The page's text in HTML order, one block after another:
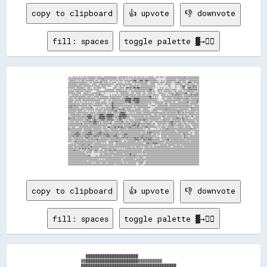
copy to clipboard 👍 upvote 👎 downvote
fill: spaces toggle palette ▓→✊🏽
░░▒▒░░░░▒▒▒▒░░▒▒░░▒▒░░▒▒░░▒▒▒▒░░▒▒▒▒▒▒▒▒▒▒▒▒▒▒░░▒▒▒▒▒▒▒▒▒▒░░▒▒▒▒▒▒▒▒▒▒▒▒▒▒▒▒▒▒▒▒▒▒░░▒▒▒▒▒▒▒▒▒▒▒▒▒▒▒▒░░▒▒▒▒▒▒░░▒▒▒▒░░▒▒▒▒▒▒░░▒▒▒▒░░▒▒░░▒▒▒▒▒▒▒▒▒▒░░░░▒▒▒▒░░▒▒▒▒▒▒░░░░▒▒▒▒▒▒▒▒▒▒▒▒▒▒▒▒▒▒▒▒▒▒▒▒▒▒▒▒▒▒▒▒▓▓░░▒▒▒▒▒▒▒▒▒▒▒▒▒▒▒▒▒▒▒▒
▒▒▒▒▒▒▒▒▒▒▒▒▒▒▒▒▒▒▒▒▒▒▒▒▒▒▒▒▒▒▒▒░░▒▒▒▒▒▒▒▒▒▒▒▒░░▒▒▒▒▒▒▒▒▒▒▓▓▒▒▒▒▒▒▒▒▒▒▒▒▒▒▒▒▒▒▒▒▒▒░░▒▒▒▒▒▒░░▒▒▒▒░░▒▒░░▒▒░░▒▒▒▒▒▒▒▒▒▒▒▒▒▒▒▒▒▒▒▒▒▒▒▒▒▒▒▒▒▒▒▒▒▒▒▒▒▒▒▒▒▒░░░░░░░░░░░░░░░░▒▒▒▒▒▒▒▒▒▒▒▒▒▒▒▒▒▒░░▒▒▒▒▒▒▒▒▒▒▒▒▒▒▒▒▒▒▒▒▒▒▒▒▒▒▒▒▒▒▒▒▒▒▒▒
░░▒▒▒▒▒▒▒▒▒▒░░▒▒░░▒▒░░▒▒▒▒▒▒░░▒▒▒▒▒▒▒▒▒▒▒▒▒▒░░▒▒▒▒░░░░▒▒▒▒▒▒▒▒▒▒▒▒░░░░▒▒▒▒░░▒▒░░▒▒▒▒░░▒▒▒▒▒▒░░▒▒▒▒▒▒▒▒▒▒▒▒▒▒▒▒▓▓██▒▒░░▒▒▓▓▓▓▓▓░░▒▒██▓▓▒▒▒▒▒▒▒▒▒▒▒▒▒▒▒▒░░░░░░▒▒░░▒▒░░▒▒▒▒▒▒▒▒▒▒▒▒▒▒▒▒▒▒░░▒▒▒▒▒▒▒▒▒▒▒▒▒▒░░░░▒▒▒▒▒▒▒▒▒▒▒▒▒▒▒▒▒▒
▒▒▒▒▒▒▒▒▒▒▒▒▒▒▒▒▒▒▒▒▒▒▒▒▒▒▒▒▒▒▒▒░░░░▒▒▒▒░░▒▒▒▒▒▒▒▒▒▒▒▒▓▓▒▒░░▒▒▒▒▒▒▒▒░░▒▒░░▒▒▒▒▒▒░░░░▒▒░░▒▒░░░░░░▒▒░░▒▒▒▒░░░░▒▒▒▒▒▒▒▒▒▒▒▒▒▒▒▒▒▒▒▒▒▒▒▒▒▒░░░░▒▒▒▒▒▒▒▒▒▒▒▒▒▒░░▒▒▒▒▒▒▒▒░░▒▒▒▒▒▒▒▒▒▒░░░░▒▒▒▒▒▒▓▓▒▒▒▒░░▒▒▒▒▒▒░░▒▒██▓▓▒▒░░▒▒▒▒▒▒▒▒▒▒
▒▒▒▒▒▒▒▒▒▒▒▒▒▒▒▒░░▒▒▒▒▒▒▒▒▒▒▒▒▒▒▒▒▒▒░░  ▒▒▒▒▒▒▒▒░░░░▒▒▒▒▒▒▒▒▒▒▒▒▒▒▒▒▒▒▒▒▒▒▒▒░░░░▒▒▒▒▒▒▒▒▒▒▒▒▒▒▒▒▒▒▒▒▒▒▒▒▒▒▒▒░░░░▒▒░░▒▒░░▒▒▒▒▒▒▒▒▒▒▒▒▒▒░░░░▒▒▒▒▒▒▒▒    ▒▒▒▒░░▒▒░░░░▒▒▒▒▒▒▒▒▒▒░░░░░░░░▒▒▒▒▒▒▒▒▒▒▒▒░░░░▒▒▒▒▒▒▒▒░░▒▒▒▒▒▒░░░░▒▒▒▒
▒▒▒▒▒▒▒▒▒▒▒▒▒▒▒▒▒▒▒▒▒▒▒▒░░▒▒▒▒▒▒▒▒▒▒▒▒▒▒▒▒░░▒▒▒▒▒▒▒▒▒▒░░▒▒▒▒▒▒▒▒░░▒▒▒▒▒▒░░░░░░▒▒▒▒▒▒░░▒▒▒▒░░▒▒▒▒░░▒▒░░▒▒▒▒▒▒▒▒▒▒▒▒▒▒▒▒▒▒░░▒▒▒▒▒▒▒▒▒▒▒▒▒▒▒▒▒▒▒▒▒▒▒▒░░░░░░░░░░░░░░░░░░░░░░▒▒▒▒░░░░░░░░▒▒░░░░░░▒▒▒▒▓▓▓▓▒▒░░▒▒▒▒▒▒▒▒▒▒▓▓▒▒▓▓░░▒▒
▒▒▒▒▒▒▒▒▒▒▒▒░░▒▒▒▒▒▒▒▒▒▒▒▒▒▒░░░░▒▒▒▒▒▒░░  ▒▒▒▒░░▒▒▒▒▒▒▒▒░░▒▒▒▒▒▒  ░░  ░░  ░░▒▒▒▒▒▒░░░░▒▒▒▒▒▒▒▒░░▒▒▓▓▓▓▒▒▓▓▒▒▒▒██▓▓▒▒████▒▒▒▒▒▒▒▒▒▒▒▒▒▒▒▒▒▒▒▒▒▒░░▒▒░░░░░░░░▒▒░░▒▒░░░░▒▒░░░░▒▒░░░░░░░░▒▒░░░░░░░░▒▒▓▓▓▓░░░░▒▒▓▓▓▓▒▒▒▒▓▓░░▓▓░░▒▒
▒▒░░▒▒░░▒▒▒▒▒▒▒▒▒▒▒▒▒▒▒▒▒▒▒▒▒▒░░▒▒▒▒▒▒▒▒▒▒░░▒▒▒▒▒▒▒▒░░░░    ░░▒▒▒▒▒▒▒▒▒▒▒▒▒▒▒▒░░▒▒▒▒▒▒▒▒▒▒░░▒▒░░▒▒▒▒░░▒▒▒▒▒▒░░▒▒▒▒▒▒▒▒▒▒▒▒▒▒▒▒▒▒▒▒▒▒▒▒▒▒▓▓██▒▒▒▒░░    ▒▒▒▒▒▒▒▒▒▒░░▒▒▒▒▒▒▒▒▒▒░░▒▒▒▒▒▒▒▒░░░░░░▒▒░░▒▒▒▒▒▒▒▒▒▒▓▓▒▒▓▓▒▒▓▓▒▒▓▓▒▒▒▒
▒▒▒▒▒▒▒▒▒▒░░▒▒▒▒▒▒▒▒▒▒▒▒▒▒░░▒▒▒▒▒▒▒▒▒▒░░░░    ░░▒▒▒▒▒▒▒▒▒▒▒▒▒▒▒▒▒▒▒▒▒▒▒▒▒▒▒▒▒▒░░▒▒▒▒▒▒▒▒▒▒▒▒▒▒▒▒▒▒▒▒░░▒▒░░▒▒▒▒▒▒▒▒▒▒▒▒▒▒▒▒▒▒▒▒▒▒▒▒░░▒▒▒▒▒▒▓▓░░▒▒▒▒░░░░▒▒▒▒░░▒▒  ▒▒▒▒▒▒▒▒▒▒▒▒▒▒░░░░▒▒▒▒░░▒▒▒▒▒▒▒▒░░▒▒░░▒▒▒▒▒▒▒▒▒▒▒▒▒▒░░▒▒░░▒▒
▒▒▒▒▒▒▒▒▒▒▒▒░░▒▒▒▒▒▒▒▒  ░░▒▒▒▒▒▒▒▒░░▒▒░░▒▒▒▒▒▒▒▒▒▒▒▒▒▒▒▒░░░░▒▒░░░░░░░░░░░░░░░░░░░░▒▒░░░░▒▒▒▒▒▒▒▒▒▒▒▒▒▒░░░░▒▒▒▒░░░░▒▒▒▒▒▒▒▒░░░░▒▒▒▒░░░░▒▒▒▒▒▒▒▒░░▒▒░░  ░░▒▒▒▒▒▒▒▒░░▒▒░░░░▒▒▒▒▒▒▒▒▒▒░░▒▒▓▓▒▒▒▒▒▒▒▒▒▒▒▒▓▓▓▓░░░░▒▒▒▒▒▒░░▒▒▒▒▒▒▒▒
▒▒░░░░▒▒▒▒▒▒▒▒▒▒▒▒░░▒▒░░▒▒▒▒▒▒▒▒▒▒▒▒▒▒▒▒▒▒▒▒░░▒▒▒▒▒▒▓▓▒▒▒▒▒▒░░░░░░░░░░▒▒░░▒▒░░▒▒▒▒░░▒▒░░▒▒▒▒▒▒▒▒▒▒▒▒▒▒▒▒▒▒▒▒▒▒▒▒▒▒░░▒▒▒▒▒▒░░▒▒▒▒▒▒░░▒▒▒▒▒▒▒▒░░▒▒▒▒▒▒▒▒▒▒░░░░▒▒▒▒▒▒▒▒░░▒▒░░▒▒░░▓▓▒▒▒▒▓▓▒▒▓▓▒▒▒▒▒▒░░▒▒▒▒▒▒▒▒▒▒▒▒▓▓▒▒▒▒▓▓▒▒▓▓▒▒
░░▒▒▒▒▒▒▒▒▒▒▒▒▒▒▒▒▒▒▒▒▒▒▒▒▒▒▒▒░░▒▒▒▒▒▒░░▒▒░░▒▒▒▒▒▒▒▒░░▒▒▒▒▒▒▒▒▒▒▒▒▒▒░░▒▒▒▒▒▒▒▒▒▒▒▒▒▒▒▒▒▒▒▒░░▒▒▒▒▒▒▓▓▒▒░░▒▒▒▒▒▒▒▒▒▒▒▒▒▒▒▒▒▒▒▒▒▒▒▒▒▒▒▒▒▒▒▒████░░▒▒░░▒▒░░▒▒    ░░▒▒▒▒▒▒▒▒▒▒▒▒▒▒▒▒▒▒▒▒▒▒▒▒▒▒▒▒▒▒▒▒▒▒░░▒▒▒▒▒▒▒▒▒▒▒▒▒▒▒▒▒▒▒▒▒▒▒▒▒▒
▒▒▒▒▒▒▒▒░░▒▒▒▒▒▒░░▓▓▒▒▒▒▒▒▒▒▒▒▒▒▒▒▒▒▒▒▒▒▒▒▒▒▒▒░░▒▒▒▒▒▒▒▒▒▒▒▒▒▒▒▒▒▒▒▒░░▒▒▒▒▒▒▓▓▒▒▒▒▒▒▒▒▒▒░░▒▒▒▒▒▒▓▓████████▒▒▒▒████████▓▓▒▒▒▒▒▒▒▒▒▒▒▒▒▒▒▒▒▒▓▓▒▒▒▒▒▒▒▒▒▒░░░░░░░░▒▒▒▒░░░░▒▒▒▒▒▒▒▒░░▒▒▒▒▒▒▒▒▓▓▒▒▒▒▒▒▒▒▒▒▒▒▓▓▒▒▒▒░░▒▒▒▒▒▒▒▒▒▒▒▒▒▒
▒▒▒▒▒▒▒▒▒▒░░▒▒▒▒▒▒▒▒▒▒░░▒▒▒▒▒▒▒▒▒▒▒▒▒▒▒▒▒▒▒▒▒▒▒▒▒▒▒▒▒▒░░░░░░▒▒▒▒░░░░▒▒▒▒░░▒▒▒▒▒▒▒▒▒▒▒▒▒▒▒▒▒▒▒▒▒▒████▓▓████▒▒▓▓██▓▓▓▓████▒▒▒▒▒▒▒▒▒▒▒▒▒▒▒▒▒▒▒▒▒▒▒▒▒▒▒▒▒▒░░░░░░░░░░▒▒▒▒▒▒▒▒▒▒▒▒▒▒▒▒▒▒▒▒▒▒▒▒▒▒▒▒▒▒░░▒▒▒▒▒▒▒▒▒▒▒▒▒▒▒▒▒▒▒▒▒▒▒▒▓▓▒▒
▒▒▒▒▒▒▒▒░░▒▒▒▒░░▒▒░░▒▒░░▒▒░░▒▒▒▒░░▒▒░░▒▒░░▒▒░░▒▒▒▒▒▒▒▒░░▒▒▒▒▒▒▒▒░░░░▒▒░░▒▒▓▓▒▒▒▒▒▒▒▒▒▒▒▒▒▒▒▒▒▒▒▒▓▓▒▒▓▓████░░▒▒▒▒▓▓████▓▓▒▒▒▒▒▒▒▒▒▒▒▒▒▒▒▒▒▒▒▒░░▒▒▒▒▒▒▒▒▒▒▒▒▒▒▒▒▒▒░░▒▒▒▒▒▒▒▒▒▒▒▒░░▒▒▒▒░░░░▒▒▒▒▒▒▒▒▒▒▒▒▒▒▒▒▓▓▒▒░░▒▒▒▒▒▒▒▒▒▒▓▓▒▒
▒▒▒▒▒▒▒▒▒▒▒▒▒▒▒▒▒▒▒▒░░▒▒▒▒▒▒▒▒▒▒▒▒▒▒▒▒▒▒▒▒░░▒▒▒▒▒▒▒▒▒▒▒▒▒▒▒▒▒▒▒▒▒▒░░▒▒▒▒▒▒██▒▒▒▒▒▒▒▒▒▒▒▒▒▒▒▒▒▒▒▒░░▒▒░░▒▒▒▒▒▒▒▒▒▒▒▒▒▒▓▓▒▒▒▒▒▒▒▒▒▒▒▒▒▒▒▒░░▒▒▒▒░░░░░░▒▒▒▒▒▒▒▒▒▒▒▒▒▒░░▒▒▓▓░░░░▒▒▒▒▒▒▒▒▒▒▒▒▒▒▒▒▒▒▒▒▒▒▒▒▒▒▒▒▒▒▒▒░░▒▒▒▒▒▒▒▒▒▒▒▒▒▒░░
▒▒▒▒▓▓▒▒▒▒▓▓▒▒▒▒▒▒▒▒▒▒▒▒▒▒▒▒▒▒▒▒░░▒▒▒▒▒▒░░▒▒▒▒▒▒▒▒▒▒▒▒▒▒▒▒  ░░▒▒▒▒▒▒░░▒▒▒▒██▒▒▒▒▒▒▒▒▒▒▒▒▒▒▒▒░░▒▒▒▒▒▒▒▒▒▒▒▒▒▒░░▒▒▒▒▒▒▒▒▒▒▒▒▒▒▒▒▒▒▒▒▒▒▒▒░░░░░░▒▒▒▒▒▒░░░░▒▒▒▒▒▒▒▒▒▒▒▒▒▒▒▒▒▒░░▒▒▒▒▒▒▒▒▒▒▒▒▒▒▒▒▒▒▒▒▒▒▒▒▒▒▒▒▒▒▒▒▒▒▒▒▒▒░░░░▒▒▒▒▒▒▒▒
▓▓▒▒▓▓▒▒▒▒▒▒▒▒▒▒▒▒░░░░▒▒▒▒▒▒▒▒▒▒▒▒▒▒▒▒▓▓▒▒░░░░░░▒▒░░▒▒░░▒▒▒▒▒▒░░▒▒▒▒▒▒▒▒▒▒██▓▓▒▒▒▒▒▒▒▒░░░░▒▒▒▒▒▒▒▒▒▒▒▒▒▒▒▒▒▒░░▒▒▒▒░░▒▒▒▒▒▒▒▒▒▒▒▒▒▒▒▒▒▒▒▒▒▒░░░░░░░░▒▒▒▒▒▒▒▒▒▒▒▒▒▒▒▒▒▒▒▒▒▒▒▒▒▒▒▒▒▒▒▒▒▒▒▒▒▒▒▒▒▒▒▒▒▒▒▒▒▒▒▒▒▒▒▒▒▒░░▓▓▒▒▒▒▒▒▒▒▒▒▒▒
▒▒▒▒▒▒▒▒▒▒▒▒▒▒▒▒▒▒▒▒▒▒▒▒▒▒▒▒░░▒▒▒▒▒▒▒▒▒▒▒▒▒▒░░▒▒▒▒▒▒▒▒▒▒▒▒░░▒▒▒▒▒▒▒▒▒▒▒▒▒▒▓▓▒▒▒▒▒▒▒▒▒▒▓▓▒▒▒▒▓▓▒▒░░▒▒▒▒▒▒▒▒░░▒▒░░▒▒▒▒▒▒▒▒▒▒░░░░▒▒▒▒▒▒▒▒░░░░░░░░▒▒▒▒▒▒▒▒▒▒▒▒▒▒▒▒▒▒▒▒▒▒▓▓▒▒▒▒▒▒▒▒▒▒▒▒▒▒▒▒▒▒░░▒▒▒▒▒▒▒▒▒▒▒▒▒▒▒▒░░░░▒▒▒▒▒▒▒▒▒▒▒▒▒▒
▒▒▒▒▒▒▒▒▒▒▒▒▒▒░░▒▒▒▒▒▒▒▒░░▒▒▒▒░░░░▒▒░░▒▒░░▒▒░░▒▒░░▒▒▒▒▒▒░░▒▒▒▒▒▒░░▒▒▒▒▒▒▒▒▒▒▒▒▓▓▓▓▒▒░░▒▒▒▒▒▒▒▒▒▒▒▒░░▒▒▒▒▒▒▒▒▒▒▒▒▒▒▒▒▒▒▒▒▒▒░░▒▒▒▒▒▒▒▒▒▒▒▒▒▒░░▒▒▒▒▒▒▒▒▒▒░░░░░░░░▒▒▒▒▒▒▒▒▒▒▒▒▒▒▒▒▒▒▒▒▒▒▒▒▒▒▓▓▒▒▒▒▒▒▒▒░░▒▒▒▒░░▒▒▒▒▒▒▒▒▒▒▒▒░░▒▒▒▒
▒▒▒▒▒▒▒▒▒▒▒▒░░▒▒▒▒▒▒▒▒▒▒▒▒▒▒▒▒▒▒▒▒░░▒▒▒▒▒▒▒▒▒▒░░▒▒▒▒▒▒▒▒▒▒▒▒▒▒▒▒░░▒▒▒▒▒▒▒▒░░▒▒▒▒▒▒▒▒▒▒▒▒██████▓▓▒▒░░░░░░▒▒▒▒░░▒▒░░▒▒▒▒▒▒▒▒▒▒░░▒▒▒▒▒▒▒▒▒▒▒▒▒▒▒▒▒▒▒▒▒▒▒▒▒▒▒▒▒▒▒▒▒▒▒▒▒▒░░▒▒▒▒▒▒▒▒▒▒▒▒▒▒▒▒░░▓▓▒▒▒▒░░▓▓░░▒▒▒▒▒▒▒▒▒▒▒▒▒▒▒▒░░▒▒▒▒▒▒
░░▒▒▒▒▒▒▒▒▒▒▒▒▒▒▒▒▒▒▒▒░░▒▒▒▒▒▒▒▒▒▒▓▓▓▓▒▒▒▒░░▒▒▒▒▒▒▒▒▓▓████▓▓▒▒▒▒▓▓██████████▒▒▒▒░░▒▒░░██▓▓██████▓▓▒▒▒▒▒▒▒▒▒▒▒▒▒▒▒▒▒▒▒▒▒▒▒▒▒▒▒▒▒▒▒▒▒▒▒▒▒▒▒▒▒▒░░░░▒▒▒▒▒▒░░▒▒▒▒▒▒▒▒▒▒▒▒▒▒▒▒▒▒▒▒▒▒▒▒▒▒▒▒▒▒▒▒▒▒▒▒▒▒▒▒▒▒▒▒▒▒▒▒░░▒▒▒▒▒▒▒▒▒▒▒▒▒▒▒▒▒▒
▒▒░░▒▒▒▒▒▒▒▒▒▒▒▒▒▒▒▒▒▒▒▒▒▒▒▒▒▒▒▒████████▒▒▒▒▒▒▒▒░░▒▒██████████▒▒▓▓████████▓▓▒▒▒▒▒▒▒▒▓▓████▓▓██████▒▒▒▒▒▒░░▒▒▒▒▒▒▒▒▒▒▒▒▒▒▒▒▒▒▒▒▒▒░░▒▒▒▒░░▒▒▒▒▒▒▒▒▒▒▒▒▒▒▒▒▒▒▒▒░░▓▓▒▒▒▒░░▒▒▒▒▒▒▒▒▒▒▒▒▒▒▒▒▒▒░░▒▒░░▒▒▒▒░░▒▒▒▒▒▒▒▒░░▒▒▓▓░░░░▒▒▒▒▒▒
▓▓▓▓▒▒▒▒▒▒▓▓░░▒▒▒▒▒▒▒▒▒▒▒▒▒▒▒▒▒▒▒▒████▓▓▒▒▒▒▓▓░░▒▒▒▒████▓▓████▒▒▒▒▓▓▓▓▓▓▓▓▒▒░░▒▒▒▒▒▒▒▒██▓▓▒▒▓▓▓▓▒▒▒▒▒▒▒▒░░░░░░▒▒▒▒▒▒▒▒▒▒▒▒▒▒▒▒▒▒▒▒▒▒▒▒▒▒▒▒▒▒▒▒▒▒▒▒▒▒▒▒▒▒▒▒▒▒░░░░▒▒▒▒▒▒▒▒▒▒▒▒░░▒▒▒▒▒▒▒▒▓▓▓▓▒▒▒▒▒▒▓▓▒▒▒▒▒▒▒▒░░▒▒░░░░▒▒▒▒▒▒▒▒▒▒
▒▒▒▒▒▒▒▒▒▒▒▒▒▒▒▒▒▒▒▒▒▒▒▒▒▒░░▒▒▒▒▓▓▒▒▒▒░░▒▒▒▒██▒▒▒▒▒▒▒▒▒▒▓▓▓▓▒▒▒▒▒▒▓▓▓▓▒▒▓▓▓▓▒▒░░▒▒▒▒▒▒▓▓▓▓▒▒░░▒▒░░▒▒░░▒▒▒▒▒▒▒▒░░▒▒▒▒▒▒▒▒▓▓▒▒▒▒▓▓▓▓▒▒▒▒▒▒░░▒▒▒▒▒▒▒▒▒▒▒▒▒▒░░▒▒░░▒▒▓▓▒▒▒▒▒▒▒▒▒▒░░▒▒▒▒▒▒▒▒▒▒▒▒▒▒▒▒░░▓▓▒▒▒▒▒▒▒▒▒▒▒▒▒▒▒▒▒▒░░▒▒▒▒▒▒
▒▒░░▒▒▒▒▒▒░░▒▒▒▒▒▒░░▒▒░░▒▒▒▒▒▒▒▒▒▒▒▒▓▓▒▒▒▒▓▓██▓▓▒▒▒▒▒▒▒▒░░▒▒▒▒▒▒▒▒▒▒░░▒▒▒▒░░░░▒▒▒▒▒▒▒▒▒▒▒▒▓▓▒▒░░▒▒▒▒▒▒░░▒▒▒▒▒▒▒▒▒▒▒▒▒▒▒▒▒▒░░░░▒▒▒▒▒▒▒▒░░▒▒▒▒▒▒░░░░▒▒▒▒▒▒▒▒▒▒▒▒▒▒▒▒▒▒▒▒▒▒▒▒▒▒▓▓▓▓▒▒▒▒▒▒▒▒▒▒▒▒▒▒░░▒▒▒▒▒▒░░▒▒▒▒▒▒▒▒▒▒▒▒▒▒░░▒▒▒▒
▒▒▒▒▒▒▒▒▒▒▒▒▒▒▒▒▒▒▒▒▒▒▓▓░░▒▒▒▒▒▒▒▒▒▒▒▒▒▒▒▒▓▓▓▓▓▓▒▒▒▒░░▓▓░░▒▒▒▒▒▒▒▒▒▒▒▒▓▓▒▒░░▒▒▒▒▒▒▒▒▒▒▒▒▒▒▒▒▒▒▒▒▒▒▒▒▒▒▓▓░░▒▒▒▒▒▒▓▓▒▒▒▒▓▓▒▒▒▒▒▒▒▒▒▒▒▒▒▒▓▓▒▒▒▒░░▒▒▒▒░░░░▒▒▒▒▒▒▒▒▒▒▒▒▒▒▒▒░░▒▒▒▒▓▓▓▓▒▒▒▒▒▒░░▒▒▒▒▒▒▒▒░░▒▒▒▒▒▒░░▒▒░░▒▒▒▒▒▒▒▒▒▒▒▒▒▒
▒▒▒▒▒▒▒▒▒▒▒▒▒▒▒▒▒▒▒▒▒▒▒▒▒▒▒▒▒▒▒▒▒▒░░▒▒▒▒▒▒▒▒▒▒▒▒▒▒▒▒▒▒▒▒▒▒▒▒▒▒▒▒▒▒░░░░░░▒▒▒▒▒▒▒▒▒▒▒▒▒▒▒▒▒▒▒▒░░▒▒▒▒▒▒▒▒▒▒▒▒▒▒▓▓▓▓▓▓▒▒▓▓▓▓░░▒▒▒▒▒▒▒▒▒▒▒▒▒▒▒▒▒▒▒▒▒▒▒▒░░░░▒▒▒▒▒▒░░▒▒▒▒░░▒▒░░▒▒▒▒▒▒▓▓▒▒▒▒░░▒▒▒▒▒▒▒▒▒▒▒▒░░▒▒▒▒▒▒▒▒░░░░▒▒▒▒▒▒▒▒▒▒▒▒
▒▒▒▒░░▒▒▒▒▒▒░░░░░░▒▒▒▒▒▒▒▒▒▒▒▒▒▒▒▒▒▒▒▒▒▒▒▒▒▒▒▒▒▒▒▒▒▒▒▒▒▒░░▒▒▒▒▒▒░░▓▓██▒▒▒▒▒▒▒▒██▒▒▒▒██▒▒▓▓▓▓▒▒▒▒▒▒▒▒▒▒▓▓▓▓▒▒▒▒▒▒▒▒▒▒▓▓▒▒▒▒▒▒▒▒▒▒▒▒▓▓▓▓▒▒▒▒▒▒▒▒▒▒▒▒▒▒▒▒░░▒▒░░▒▒▒▒▒▒▒▒░░▒▒▒▒▒▒▒▒▒▒▒▒░░▒▒░░▒▒▒▒▒▒▒▒▒▒░░▒▒▒▒▒▒▒▒▒▒░░░░▒▒▒▒▒▒▒▒▒▒
▓▓▒▒▒▒▒▒▒▒▒▒▒▒▒▒▒▒▒▒▒▒▒▒░░▒▒▒▒▒▒▒▒▒▒▒▒▒▒░░▒▒▒▒▒▒▒▒▒▒▒▒▒▒░░▒▒▒▒▒▒▒▒░░░░▒▒▒▒▒▒▒▒▒▒▒▒▒▒░░▒▒▒▒▒▒▒▒▒▒▒▒░░▒▒▒▒▒▒▒▒▒▒▒▒▒▒▒▒▒▒▒▒▒▒▒▒▒▒░░▒▒░░░░▒▒▒▒░░  ░░░░░░▒▒░░░░▒▒░░▒▒▒▒▒▒▒▒▓▓▒▒▒▒▒▒▒▒▒▒▒▒▒▒▒▒▒▒▒▒▒▒▒▒▒▒▒▒▒▒▒▒▒▒▒▒▒▒▓▓▒▒▒▒▒▒▒▒░░▒▒
▒▒▒▒▒▒▒▒▒▒▒▒▒▒▒▒▒▒▒▒▒▒▒▒░░▒▒▒▒▒▒▒▒▒▒▓▓▒▒▒▒▒▒▒▒▒▒▒▒▒▒▒▒▒▒▒▒░░▒▒▒▒▒▒▒▒▒▒░░▒▒▒▒▒▒▒▒▒▒▒▒▒▒▒▒▒▒▒▒▒▒▒▒▒▒▒▒▒▒▒▒▒▒▒▒▒▒▒▒▒▒▒▒▒▒▒▒▒▒▒▒▒▒▒▒▒▒░░▒▒▒▒▒▒▒▒▒▒▒▒▒▒▒▒▒▒▒▒▒▒▒▒▒▒▒▒▒▒▒▒▒▒▒▒▒▒▒▒▒▒▒▒▒▒▒▒░░▒▒▒▒▒▒▒▒▒▒▒▒▒▒▒▒▒▒▒▒▒▒▒▒░░▒▒░░▒▒▒▒▒▒▒▒
▒▒░░▒▒▒▒▒▒▒▒▒▒▓▓▓▓▒▒▒▒░░▒▒▒▒▒▒▒▒▒▒▓▓▓▓▓▓▒▒░░▒▒▒▒▒▒▒▒▓▓▓▓▒▒▒▒▒▒▒▒▒▒▒▒▒▒▒▒▒▒▒▒▒▒▒▒▒▒▒▒▒▒░░▒▒▒▒▒▒▒▒▒▒▒▒▒▒▒▒▒▒▒▒▒▒▒▒▒▒▒▒▒▒▒▒▒▒░░▒▒▒▒▒▒░░▓▓▒▒▓▓▓▓▒▒▒▒▒▒▒▒▒▒▒▒▒▒░░▒▒▒▒▒▒▒▒▒▒▒▒▒▒▒▒▒▒▒▒▒▒▒▒▒▒░░▒▒▒▒▒▒▒▒▒▒▒▒▒▒▒▒▒▒░░░░▒▒░░░░▒▒▒▒▒▒▒▒
▒▒▒▒▒▒▒▒▒▒▓▓▓▓▓▓▓▓▓▓▒▒▒▒▒▒▒▒▒▒▓▓▓▓▓▓▓▓▓▓▒▒▒▒▒▒▒▒▓▓▒▒▓▓▓▓▒▒▒▒▓▓▒▒▓▓▓▓▒▒▒▒▒▒▒▒▒▒▒▒▓▓▒▒▒▒▒▒▒▒▒▒▒▒▓▓▓▓▓▓▒▒▒▒▒▒▒▒▒▒▒▒▒▒▒▒▒▒▒▒▒▒▒▒▒▒▒▒▒▒▒▒▒▒▒▒▓▓▒▒░░▒▒▒▒▒▒░░▒▒▒▒░░▒▒▒▒▒▒▒▒▒▒▒▒▒▒▒▒▒▒▒▒▒▒▒▒▒▒▒▒▒▒▒▒▒▒░░▒▒▓▓▒▒▒▒▒▒▒▒▒▒▒▒░░░░▒▒▒▒▒▒▒▒
▒▒▒▒▒▒▒▒▓▓▒▒▒▒▓▓▓▓▒▒▒▒▒▒▒▒▒▒▓▓▒▒▒▒▓▓▒▒▒▒▒▒▒▒▓▓▓▓▒▒▓▓▒▒▒▒▒▒▒▒▒▒▒▒▓▓▓▓▓▓▒▒▒▒▒▒▓▓▓▓▓▓▒▒▒▒░░░░▒▒▒▒▓▓▒▒▒▒▒▒▒▒▒▒▒▒▒▒▒▒▒▒▒▒▒▒▒▒▒▒▒▒▓▓▒▒▒▒▒▒▒▒▒▒▒▒▒▒▒▒▒▒▒▒▒▒░░▒▒░░  ▒▒▒▒▒▒▒▒▒▒░░▒▒▒▒▒▒▒▒▒▒▒▒▒▒▒▒▒▒▒▒▒▒▒▒░░▓▓▒▒▒▒▒▒░░▒▒▒▒▒▒▒▒▒▒▒▒▒▒▒▒
▒▒▒▒▒▒░░▒▒▒▒▒▒▒▒▒▒▒▒▒▒▒▒▒▒░░▒▒▓▓▓▓▒▒▒▒▒▒▒▒▒▒▒▒▒▒▒▒▒▒░░▒▒▒▒▒▒▒▒▒▒▒▒▒▒▒▒▒▒▒▒▒▒▒▒▒▒▒▒▓▓▒▒▒▒▒▒▒▒▓▓▒▒▒▒▓▓▒▒▒▒▒▒▒▒▒▒▓▓▓▓▒▒▓▓▒▒▒▒▓▓▓▓▒▒▒▒▓▓▒▒▓▓▒▒▓▓▒▒▒▒░░▒▒▒▒▒▒▒▒░░▒▒▒▒▒▒▒▒▒▒▒▒▒▒▒▒▒▒▒▒▒▒▒▒▒▒▒▒▒▒▒▒▒▒▒▒░░▓▓▒▒▒▒▒▒▒▒▒▒▒▒▒▒▒▒▒▒▒▒▒▒▒▒
▒▒▒▒▒▒▒▒░░▒▒▒▒▒▒▒▒▒▒▒▒▒▒▒▒▒▒▒▒░░▒▒▒▒▒▒▒▒▒▒▒▒▒▒▒▒▓▓▒▒▒▒▒▒▒▒▒▒▒▒▒▒▒▒▒▒░░▒▒▒▒▒▒▒▒▒▒▒▒▒▒▒▒▒▒▒▒▒▒░░▒▒░░▒▒▒▒▒▒▒▒▒▒▒▒▒▒▓▓▓▓▓▓▒▒▒▒▒▒░░▓▓▓▓▒▒▒▒▓▓▓▓▓▓▒▒▒▒▒▒▒▒▒▒▒▒▒▒░░░░▒▒▒▒▒▒▒▒▓▓▓▓░░▒▒▒▒▒▒▒▒▒▒▒▒▒▒▒▒▒▒▒▒▒▒▒▒░░▒▒▒▒▒▒▒▒▒▒▒▒▒▒▒▒▒▒▒▒▒▒
▒▒▒▒▒▒░░▒▒▒▒▓▓▒▒▒▒▒▒▒▒▒▒▒▒▒▒▒▒▒▒▒▒▒▒▒▒▒▒▒▒▒▒▒▒░░▒▒▒▒▒▒▒▒▒▒▒▒▒▒▒▒░░░░▒▒▒▒▒▒▒▒▒▒▒▒▓▓▒▒▒▒▒▒▒▒░░░░▒▒▒▒░░▒▒▒▒▒▒▒▒▒▒▒▒▒▒░░▒▒▒▒▒▒░░▒▒▒▒▒▒▒▒▒▒▒▒▒▒▒▒▒▒▒▒▒▒▒▒▒▒▒▒▒▒▒▒▒▒▒▒▒▒░░▒▒▒▒▒▒▒▒▒▒▒▒▒▒▒▒▒▒▒▒▒▒▒▒▒▒▒▒▒▒▒▒▒▒▒▒▒▒▒▒░░▒▒▒▒▒▒▒▒▒▒▒▒▒▒
░░░░░░▒▒░░▒▒▒▒▒▒▒▒▒▒▒▒▒▒▒▒▒▒▒▒▒▒▒▒▒▒▒▒▒▒▒▒░░▒▒▒▒▒▒▒▒▒▒▒▒░░▒▒░░▒▒░░░░▒▒▒▒▒▒▒▒░░░░▒▒▒▒▒▒▒▒▒▒▒▒▒▒▒▒▒▒▒▒▒▒▒▒▒▒▒▒▒▒▒▒▒▒▒▒▒▒▒▒▒▒▒▒▒▒░░░░▒▒▓▓▓▓▒▒▒▒▒▒▓▓▓▓▓▓▓▓▒▒▒▒▒▒▒▒▒▒░░▒▒▒▒▒▒▒▒▒▒▒▒▒▒▒▒▒▒▒▒▒▒▒▒▒▒▒▒▒▒▒▒▒▒▒▒▒▒▒▒▒▒▒▒▒▒▒▒▒▒▒▒▒▒▒▒▒▒
▒▒▒▒▒▒▒▒▒▒▒▒▒▒░░▒▒▒▒▒▒▒▒▓▓▒▒▒▒▒▒▒▒▓▓▒▒▒▒░░▒▒▒▒▒▒▒▒▒▒▒▒▒▒▒▒▒▒▒▒▒▒▒▒▒▒▒▒▒▒▒▒▒▒░░▒▒▒▒▒▒▒▒▒▒▒▒▒▒▒▒▒▒▒▒▒▒▒▒▒▒▒▒▒▒▒▒▒▒▒▒▒▒▒▒▒▒▒▒▒▒▒▒▒▒▒▒▒▒▒▒▒▒▒▒▒▒▒▒░░▒▒▒▒░░▒▒░░▒▒▒▒▒▒▒▒▒▒▒▒░░▒▒▒▒▒▒▒▒▒▒▒▒░░▒▒▒▒▒▒░░▒▒▒▒▒▒▒▒▒▒▒▒▒▒▒▒▒▒▒▒▒▒▒▒▒▒▒▒▒▒
▒▒▒▒▒▒▒▒░░▒▒▒▒▒▒▒▒▒▒▒▒▒▒▒▒▒▒▒▒▒▒▒▒▒▒░░██▒▒▒▒▒▒▒▒▒▒▒▒▒▒▒▒▒▒▒▒▒▒▒▒▒▒░░▒▒▒▒▒▒▒▒▒▒▒▒▒▒▒▒▒▒▒▒▒▒▒▒▒▒▒▒▒▒▒▒▒▒▒▒▒▒░░▒▒▒▒░░▒▒▒▒▒▒▒▒░░▒▒░░▒▒▒▒▒▒▒▒░░▒▒▒▒░░▒▒▒▒▒▒▒▒▒▒▒▒▒▒▒▒▒▒▒▒▒▒▒▒▒▒▒▒░░░░▒▒▒▒▒▒▒▒▒▒▒▒▒▒▒▒░░▒▒▒▒▒▒▒▒▒▒▒▒▒▒▒▒▒▒▒▒▒▒▒▒▒▒
▒▒▒▒▒▒▒▒▒▒▒▒▒▒▒▒░░▓▓▒▒▒▒▓▓▒▒▓▓▒▒▒▒▓▓▒▒▒▒▒▒▒▒▒▒▒▒▒▒▒▒░░░░▒▒▒▒▒▒▒▒▒▒▒▒▒▒▒▒▒▒▒▒▒▒▒▒▒▒░░▒▒░░▒▒░░▒▒░░▒▒▒▒▒▒▒▒▒▒▒▒▒▒▒▒▒▒▒▒▒▒▒▒▒▒▒▒▒▒░░▒▒▒▒▒▒▒▒▒▒▒▒▒▒▒▒▒▒▒▒▒▒▒▒▒▒▒▒▒▒▒▒▒▒▒▒▒▒▒▒▒▒▒▒▒▒▒▒▒▒▒▒▒▒▒▒▒▒▒▒▒▒▒▒▒▒▒▒▒▒▒▒▒▒▒▒▒▒▒▒▒▒▒▒▒▒▒▒▒▒▒▒
▒▒▒▒▒▒▒▒▒▒▓▓▒▒▒▒▒▒▒▒░░▒▒░░▒▒▒▒░░▒▒▒▒▒▒▓▓░░▒▒▒▒▓▓▒▒▒▒░░▒▒▒▒░░▒▒▒▒▒▒▒▒▒▒▓▓▒▒▒▒▒▒▓▓▒▒▒▒▒▒▒▒▒▒▒▒▒▒▒▒▒▒▒▒▒▒▒▒▒▒▒▒▒▒▒▒▒▒▒▒▒▒▒▒▒▒▒▒░░▒▒▒▒▒▒▒▒▒▒▒▒▒▒▒▒▒▒▒▒▒▒▒▒▒▒▒▒▒▒▒▒▒▒▒▒▒▒▒▒▒▒▒▒▒▒▒▒▒▒▒▒▒▒▒▒▒▒▒▒▒▒▒▒▒▒▒▒▒▒▒▒▒▒▒▒▒▒▒▒▒▒▒▒▒▒▒▒▒▒▒▒▒▒
▒▒▒▒▒▒▒▒▒▒▒▒▒▒▒▒▒▒▒▒▒▒▒▒▒▒▒▒░░▒▒▒▒▒▒▒▒▒▒░░░░▒▒▒▒▒▒░░▒▒▒▒▒▒▒▒▒▒▒▒▒▒░░▒▒▒▒▒▒▒▒▒▒░░▒▒▒▒▒▒▒▒▒▒▒▒▒▒▒▒▒▒▒▒▒▒▒▒▒▒▒▒▒▒▒▒▒▒▒▒▒▒▒▒▒▒▒▒▒▒▒▒▒▒▒▒▒▒▒▒▒▒▒▒▒▒▒▒▒▒▒▒▒▒▒▒▒▒▒▒▒▒▒▒▒▒▒▒▒▒▒▒▒▒▒▒▒▒▒▒▒▒▒▒▒▒▒▒▒▒▒▒▒▒▒▒▒▒▒▒▒▒▒▒▒▒▒▒▒▒▒▒▒▒▒▒▒▒▒▒▒▒▒▒
▒▒▒▒▒▒▒▒▒▒▒▒▒▒▒▒▒▒▒▒▒▒▒▒▒▒▒▒▒▒░░▒▒░░▒▒░░░░░░░░░░░░░░░░▒▒▒▒░░▒▒▒▒▒▒▒▒▒▒▒▒▒▒▒▒▒▒▒▒▒▒▒▒▒▒▒▒▒▒▒▒░░▒▒▒▒▒▒▒▒▒▒██▒▒▒▒▒▒▒▒▒▒░░▒▒░░▒▒░░▒▒▒▒░░▒▒▒▒▒▒▒▒▒▒▒▒▒▒▒▒▒▒▒▒▒▒▒▒▒▒▒▒▒▒▒▒▒▒▒▒▒▒▒▒▒▒▒▒▒▒▒▒▒▒▒▒▒▒▒▒▒▒▒▒▒▒▒▒▒▒▒▒▒▒▒▒▒▒▒▒▒▒▒▒▒▒▒▒▒▒▒▒
▒▒▒▒▒▒▒▒▒▒▒▒▒▒▒▒▒▒▒▒▒▒▒▒▒▒▒▒▒▒▒▒▒▒▓▓▒▒░░░░░░░░▒▒▒▒░░▒▒▒▒▒▒▒▒▒▒▒▒▒▒▒▒▒▒▒▒▒▒░░▒▒▒▒▒▒▒▒▒▒▒▒▒▒▒▒▒▒▒▒▒▒▒▒▒▒▒▒▓▓▒▒▒▒▓▓▒▒▒▒▒▒▒▒▒▒▒▒▒▒▒▒▒▒▒▒▒▒▒▒▒▒▒▒▒▒▒▒▒▒▒▒▒▒▒▒▒▒▒▒▒▒▒▒▒▒▒▒▒▒▒▒▒▒▒▒▒▒▒▒▒▒▒▒▒▒▒▒▒▒▒▒▒▒▒▒▒▒▒▒▒▒▒▒▒▒▒▒▒▒▒▒▒▒▒▒▒▒▒▒▒▒▒▒
▒▒▒▒▒▒▒▒▒▒▒▒▒▒▒▒▒▒▒▒▒▒▒▒▒▒▒▒▒▒▒▒▒▒▒▒▒▒▒▒▒▒▒▒▒▒▒▒▒▒▒▒▒▒▒
copy to clipboard 👍 upvote 👎 downvote
fill: spaces toggle palette ▓→✊🏽
                    ▓▓██████████████████████▓▓▓▓▓▓▓▓▓▓